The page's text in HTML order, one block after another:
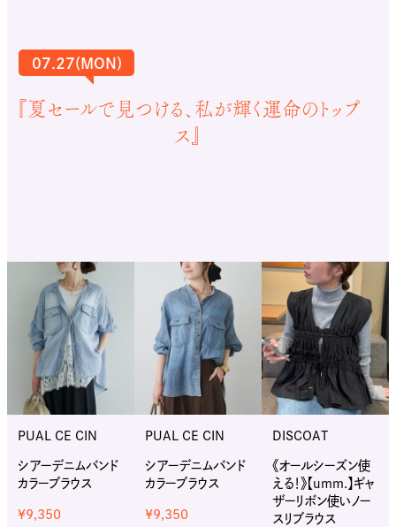
07.27(MON)
『夏セールで見つける、私が輝く運命のトップ
ス』
PUAL CE CIN
シアーデニムバンド
カラーブラウス
¥9,350
PUAL CE CIN
シアーデニムバンド
カラーブラウス
¥9,350
DISCOAT
《オールシーズン使
える！》【umm.】ギャ
ザーリボン使いノー
スリブラウス